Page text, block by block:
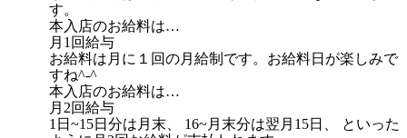
す。
本入店のお給料は…
月1回給与
お給料は月に１回の月給制です。お給料日が楽しみで
すね^-^
本入店のお給料は…
月2回給与
1日~15日分は月末、 16~月末分は翌月15日、 といった